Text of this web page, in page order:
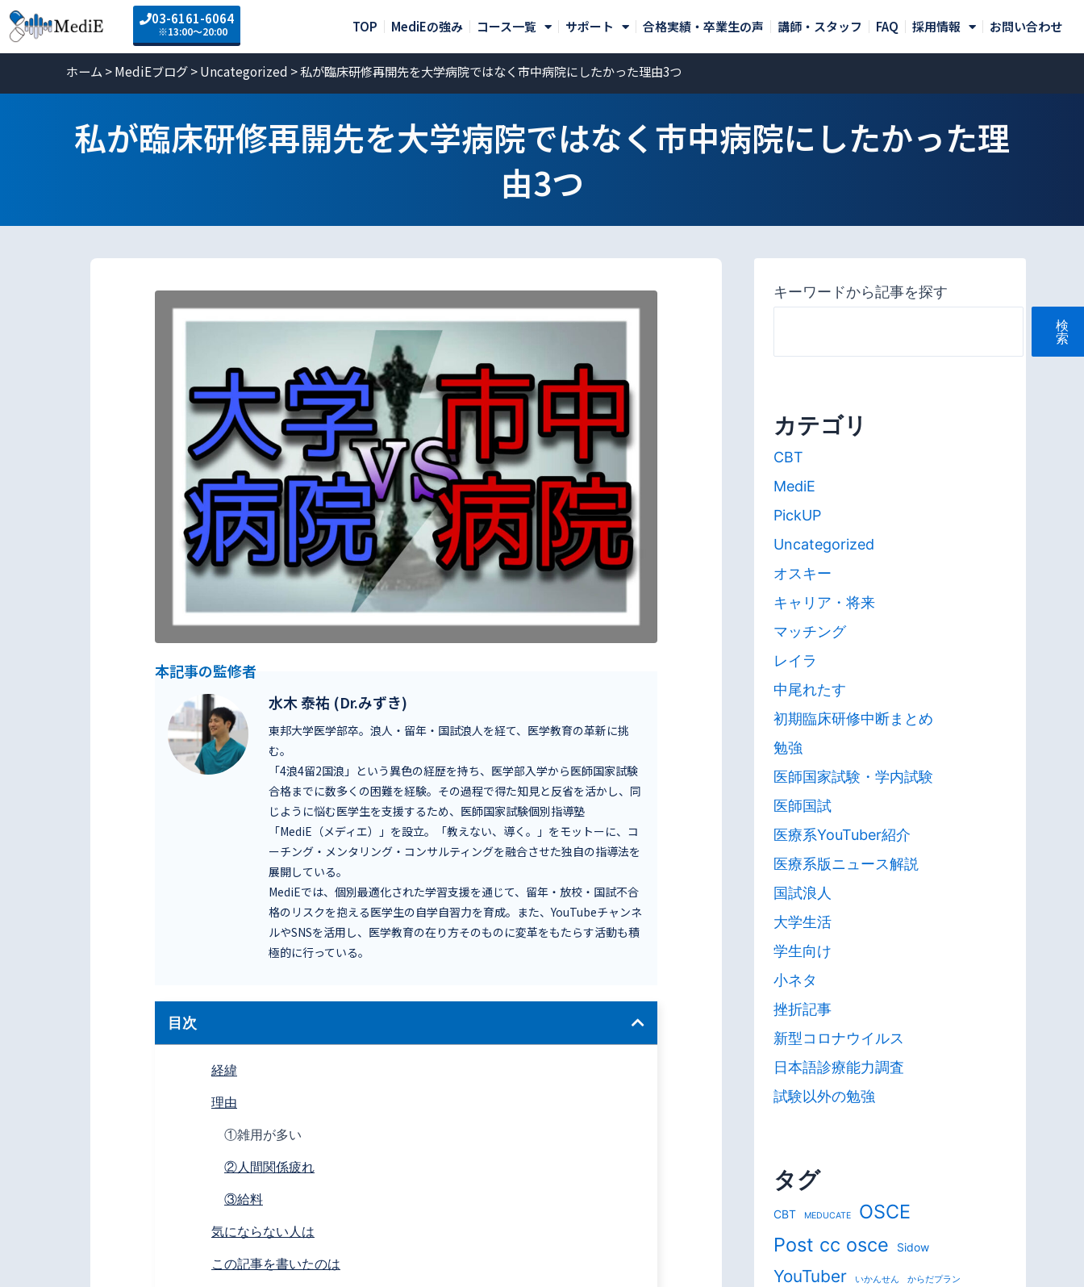
03-6161-6064
※13:00〜20:00 TOP MediEの強み コース一覧 サポート 合格実績・卒業生の声 講師・スタッフ FAQ 採用情報 お問い合わせ
ホーム >MediEブログ>Uncategorized >私が臨床研修再開先を大学病院ではなく市中病院にしたかった理由3つ
私が臨床研修再開先を大学病院ではなく市中病院にしたかった理
由3つ
本記事の監修者
水木 泰祐 (Dr.みずき)
東邦大学医学部卒。浪人・留年・国試浪人を経て、医学教育の革新に挑
む。
「4浪4留2国浪」という異色の経歴を持ち、医学部入学から医師国家試験
合格までに数多くの困難を経験。その過程で得た知見と反省を活かし、同
じように悩む医学生を支援するため、医師国家試験個別指導塾
「MediE（メディエ）」を設立。「教えない、導く。」をモットーに、コ
ーチング・メンタリング・コンサルティングを融合させた独自の指導法を
展開している。
MediEでは、個別最適化された学習支援を通じて、留年・放校・国試不合
格のリスクを抱える医学生の自学自習力を育成。また、YouTubeチャンネ
ルやSNSを活用し、医学教育の在り方そのものに変革をもたらす活動も積
極的に行っている。
目次
経緯
理由
①雑用が多い
②人間関係疲れ
③給料
気にならない人は
この記事を書いたのは
キーワードから記事を探す
検
索
カテゴリ
CBT
MediE
PickUP
Uncategorized
オスキー
キャリア・将来
マッチング
レイラ
中尾れたす
初期臨床研修中断まとめ
勉強
医師国家試験・学内試験
医師国試
医療系YouTuber紹介
医療系版ニュース解説
国試浪人
大学生活
学生向け
小ネタ
挫折記事
新型コロナウイルス
日本語診療能力調査
試験以外の勉強
タグ
CBT MEDUCATE
OSCE
Post cc osce
Sidow
YouTuber いかんせん からだプラン